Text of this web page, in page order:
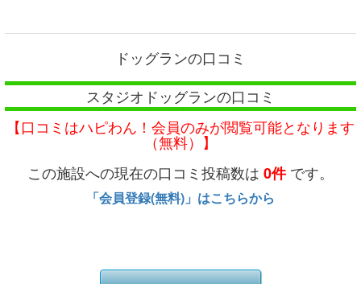
ドッグランの口コミ
スタジオドッグランの口コミ
【口コミはハピわん！会員のみが閲覧可能となります
（無料）】
この施設への現在の口コミ投稿数は 0件です。
「会員登録(無料)」はこちらから